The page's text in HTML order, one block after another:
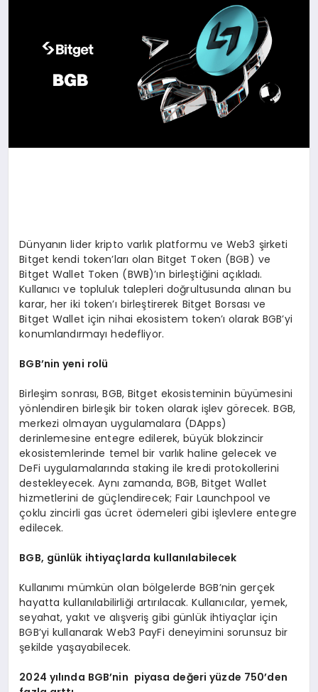
Dünyanın lider kripto varlık platformu ve Web3 şirketi
Bitget kendi token’ları olan Bitget Token (BGB) ve
Bitget Wallet Token (BWB)’ın birleştiğini açıkladı.
Kullanıcı ve topluluk talepleri doğrultusunda alınan bu
karar, her iki token’ı birleştirerek Bitget Borsası ve
Bitget Wallet için nihai ekosistem token’ı olarak BGB’yi
konumlandırmayı hedefliyor.
BGB’nin yeni rolü
Birleşim sonrası, BGB, Bitget ekosisteminin büyümesini
yönlendiren birleşik bir token olarak işlev görecek. BGB,
merkezi olmayan uygulamalara (DApps)
derinlemesine entegre edilerek, büyük blokzincir
ekosistemlerinde temel bir varlık haline gelecek ve
DeFi uygulamalarında staking ile kredi protokollerini
destekleyecek. Aynı zamanda, BGB, Bitget Wallet
hizmetlerini de güçlendirecek; Fair Launchpool ve
çoklu zincirli gas ücret ödemeleri gibi işlevlere entegre
edilecek.
BGB, günlük ihtiyaçlarda kullanılabilecek
Kullanımı mümkün olan bölgelerde BGB’nin gerçek
hayatta kullanılabilirliği artırılacak. Kullanıcılar, yemek,
seyahat, yakıt ve alışveriş gibi günlük ihtiyaçlar için
BGB’yi kullanarak Web3 PayFi deneyimini sorunsuz bir
şekilde yaşayabilecek.
2024 yılında BGB’nin piyasa değeri yüzde 750’den